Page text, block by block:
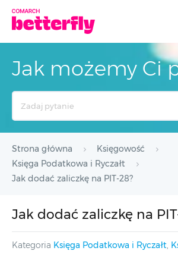
Jak możemy Ci
Strona główna
Księgowość
Księga Podatkowa i Ryczałt
Jak dodać zaliczkę na PIT-28?
Jak dodać zaliczkę na
Kategoria Księga Podatkowa i Ryczałt,